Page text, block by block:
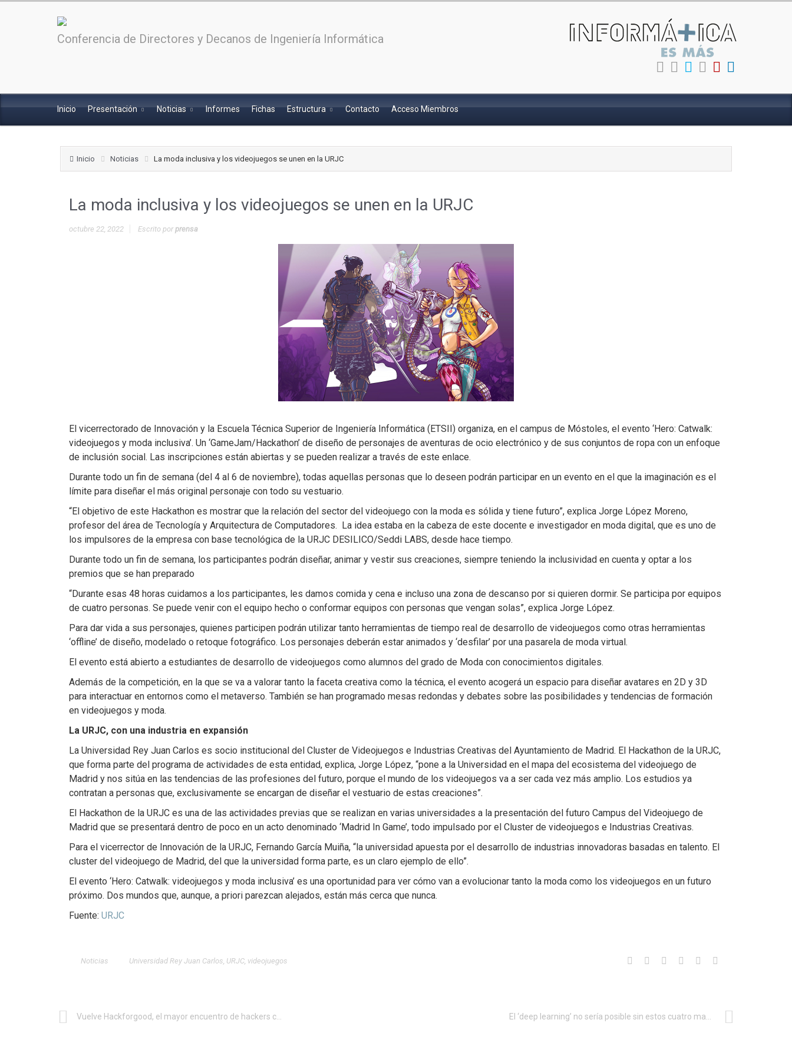
Conferencia de Directores y Decanos de Ingeniería Informática
Inicio Presentación Noticias Informes Fichas Estructura Contacto Acceso Miembros
Inicio Noticias La moda inclusiva y los videojuegos se unen en la URJC
La moda inclusiva y los videojuegos se unen en la URJC
octubre 22, 2022 Escrito porprensa
El vicerrectorado de Innovación y la Escuela Técnica Superior de Ingeniería Informática (ETSII) organiza, en el campus de Móstoles, el evento ‘Hero: Catwalk:
videojuegos y moda inclusiva’. Un ‘GameJam/Hackathon’ de diseño de personajes de aventuras de ocio electrónico y de sus conjuntos de ropa con un enfoque
de inclusión social. Las inscripciones están abiertas y se pueden realizar a través de este enlace.
Durante todo un fin de semana (del 4 al 6 de noviembre), todas aquellas personas que lo deseen podrán participar en un evento en el que la imaginación es el
límite para diseñar el más original personaje con todo su vestuario.
“El objetivo de este Hackathon es mostrar que la relación del sector del videojuego con la moda es sólida y tiene futuro”, explica Jorge López Moreno,
profesor del área de Tecnología y Arquitectura de Computadores. La idea estaba en la cabeza de este docente e investigador en moda digital, que es uno de
los impulsores de la empresa con base tecnológica de la URJC DESILICO/Seddi LABS, desde hace tiempo.
Durante todo un fin de semana, los participantes podrán diseñar, animar y vestir sus creaciones, siempre teniendo la inclusividad en cuenta y optar a los
premios que se han preparado
“Durante esas 48 horas cuidamos a los participantes, les damos comida y cena e incluso una zona de descanso por si quieren dormir. Se participa por equipos
de cuatro personas. Se puede venir con el equipo hecho o conformar equipos con personas que vengan solas”, explica Jorge López.
Para dar vida a sus personajes, quienes participen podrán utilizar tanto herramientas de tiempo real de desarrollo de videojuegos como otras herramientas
‘offline’ de diseño, modelado o retoque fotográfico. Los personajes deberán estar animados y ‘desfilar’ por una pasarela de moda virtual.
El evento está abierto a estudiantes de desarrollo de videojuegos como alumnos del grado de Moda con conocimientos digitales.
Además de la competición, en la que se va a valorar tanto la faceta creativa como la técnica, el evento acogerá un espacio para diseñar avatares en 2D y 3D
para interactuar en entornos como el metaverso. También se han programado mesas redondas y debates sobre las posibilidades y tendencias de formación
en videojuegos y moda.
La URJC, con una industria en expansión
La Universidad Rey Juan Carlos es socio institucional del Cluster de Videojuegos e Industrias Creativas del Ayuntamiento de Madrid. El Hackathon de la URJC,
que forma parte del programa de actividades de esta entidad, explica, Jorge López, “pone a la Universidad en el mapa del ecosistema del videojuego de
Madrid y nos sitúa en las tendencias de las profesiones del futuro, porque el mundo de los videojuegos va a ser cada vez más amplio. Los estudios ya
contratan a personas que, exclusivamente se encargan de diseñar el vestuario de estas creaciones”.
El Hackathon de la URJC es una de las actividades previas que se realizan en varias universidades a la presentación del futuro Campus del Videojuego de
Madrid que se presentará dentro de poco en un acto denominado ‘Madrid In Game’, todo impulsado por el Cluster de videojuegos e Industrias Creativas.
Para el vicerrector de Innovación de la URJC, Fernando García Muiña, “la universidad apuesta por el desarrollo de industrias innovadoras basadas en talento. El
cluster del videojuego de Madrid, del que la universidad forma parte, es un claro ejemplo de ello”.
El evento ‘Hero: Catwalk: videojuegos y moda inclusiva’ es una oportunidad para ver cómo van a evolucionar tanto la moda como los videojuegos en un futuro
próximo. Dos mundos que, aunque, a priori parezcan alejados, están más cerca que nunca.
Fuente: URJC
Noticias Universidad Rey Juan Carlos URJC videojuegos